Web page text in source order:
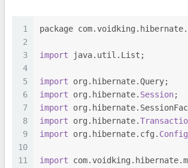
1
2
3
4
5
6
7
8
9
10
11
package
import java.util.List;
import org.hibernate.Query;
import org.hibernate. Session;
import
import org.hibernate.
import org.hibernate.cfg.
import